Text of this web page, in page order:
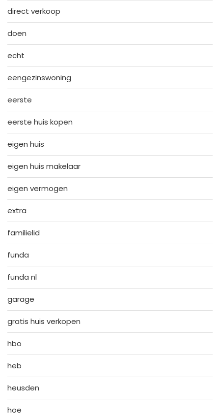
direct verkoop
doen
echt
eengezinswoning
eerste
eerste huis kopen
eigen huis
eigen huis makelaar
eigen vermogen
extra
familielid
funda
funda nl
garage
gratis huis verkopen
hbo
heb
heusden
hoe